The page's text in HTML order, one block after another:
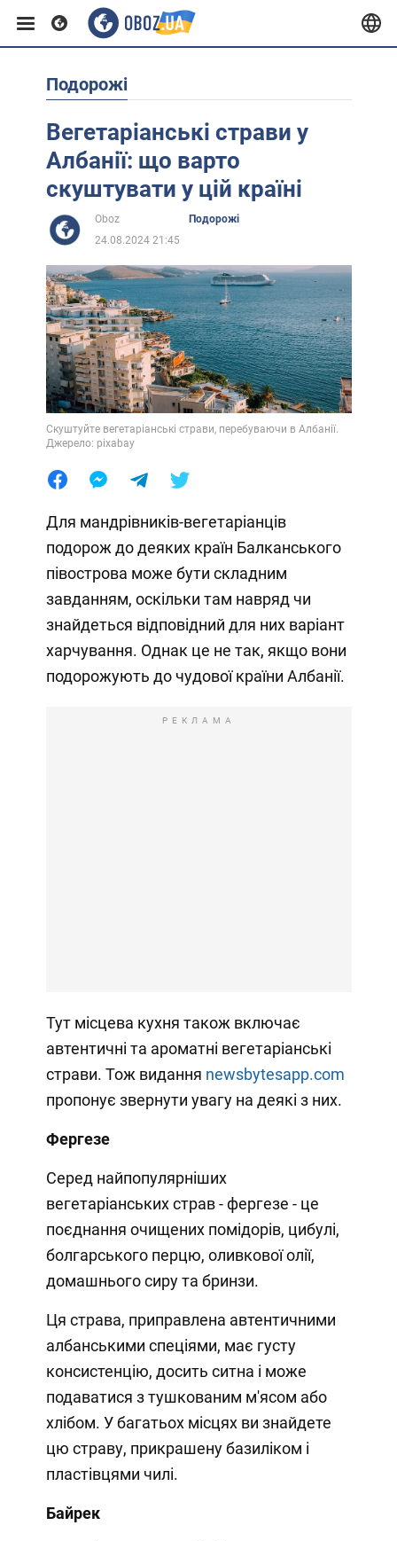
Європа
Африка
Життя
Лайфхаки
Подорожі
Вегетаріанські страви у
Албанії: що варто
скуштувати у цій країні
Oboz
Подорожі
24.08.2024 21:45
Скуштуйте вегетаріанські страви, перебуваючи в Албанії.
Джерело: pixabay
Для мандрівників-вегетаріанців
подорож до деяких країн Балканського
півострова може бути складним
завданням, оскільки там навряд чи
знайдеться відповідний для них варіант
харчування. Однак це не так, якщо вони
подорожують до чудової країни Албанії.
РЕКЛАМА
Тут місцева кухня також включає
автентичні та ароматні вегетаріанські
страви. Тож видання newsbytesapp.com
пропонує звернути увагу на деякі з них.
Фергезе
Серед найпопулярніших
вегетаріанських страв - фергезе - це
поєднання очищених помідорів, цибулі,
болгарського перцю, оливкової олії,
домашнього сиру та бринзи.
Ця страва, приправлена автентичними
албанськими спеціями, має густу
консистенцію, досить ситна і може
подаватися з тушкованим м'ясом або
хлібом. У багатьох місцях ви знайдете
цю страву, прикрашену базиліком і
пластівцями чилі.
Байрек